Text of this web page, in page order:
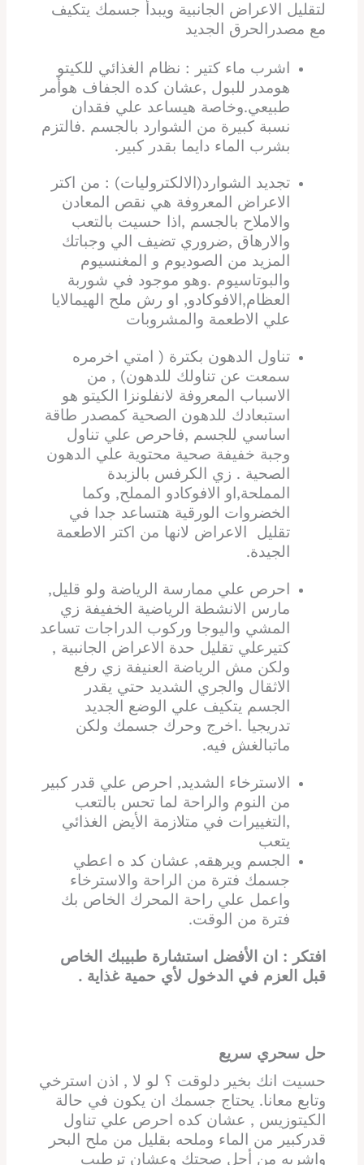
لتقليل الاعراض الجانبية ويبدأ جسمك يتكيف
مع مصدرالحرق الجديد
اشرب ماء كتير : نظام الغذائي للكيتو
هومدر للبول ,عشان كده الجفاف هوأمر
طبيعي.وخاصة هيساعد علي فقدان
نسبة كبيرة من الشوارد بالجسم .فالتزم
بشرب الماء دايما بقدر كبير.
تجديد الشوارد(الالكتروليات) : من اكتر
الاعراض المعروفة هي نقص المعادن
والاملاح بالجسم ,اذا حسيت بالتعب
والارهاق ,ضروري تضيف الي وجباتك
المزيد من الصوديوم و المغنسيوم
والبوتاسيوم .وهو موجود في شوربة
العظام,الافوكادو, او رش ملح الهيمالايا
علي الاطعمة والمشروبات
تناول الدهون بكترة ( امتي اخرمره
سمعت عن تناولك للدهون) , من
الاسباب المعروفة لانفلونزا الكيتو هو
استبعادك للدهون الصحية كمصدر طاقة
اساسي للجسم ,فاحرص علي تناول
وجبة خفيفة صحية محتوية علي الدهون
الصحية . زي الكرفس بالزبدة
المملحة,او الافوكادو المملح, وكما
الخضروات الورقية هتساعد جدا في
تقليل الاعراض لانها من اكتر الاطعمة
الجيدة.
احرص علي ممارسة الرياضة ولو قليل,
مارس الانشطة الرياضية الخفيفة زي
المشي واليوجا وركوب الدراجات تساعد
كتيرعلي تقليل حدة الاعراض الجانبية ,
ولكن مش الرياضة العنيفة زي رفع
الاثقال والجري الشديد حتي يقدر
الجسم يتكيف علي الوضع الجديد
تدريجيا .اخرج وحرك جسمك ولكن
ماتبالغش فيه.
الاسترخاء الشديد, احرص علي قدر كبير
من النوم والراحة لما تحس بالتعب
,التغييرات في متلازمة الأيض الغذائي
يتعب
الجسم ويرهقه, عشان كد ه اعطي
جسمك فترة من الراحة والاسترخاء
واعمل علي راحة المحرك الخاص بك
فترة من الوقت.
افتكر : ان الأفضل استشارة طبيبك الخاص
قبل العزم في الدخول لأي حمية غذاية .
حل سحري سريع
حسيت انك بخير دلوقت ؟ لو لا , اذن استرخي
وتابع معانا. يحتاج جسمك ان يكون في حالة
الكيتوزيس , عشان كده احرص علي تناول
قدركبير من الماء وملحه بقليل من ملح البحر
واشربه من أجل صحتك وعشان ترطيب